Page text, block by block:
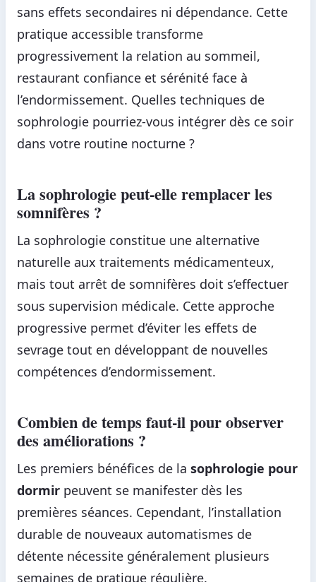
sans effets secondaires ni dépendance. Cette
pratique accessible transforme
progressivement la relation au sommeil,
restaurant confiance et sérénité face à
l’endormissement. Quelles techniques de
sophrologie pourriez-vous intégrer dès ce soir
dans votre routine nocturne ?
La sophrologie peut-elle remplacer les
somnifères ?
La sophrologie constitue une alternative
naturelle aux traitements médicamenteux,
mais tout arrêt de somnifères doit s’effectuer
sous supervision médicale. Cette approche
progressive permet d’éviter les effets de
sevrage tout en développant de nouvelles
compétences d’endormissement.
Combien de temps faut-il pour observer
des améliorations ?
Les premiers bénéfices de la sophrologie pour
dormirpeuvent se manifester dès les
premières séances. Cependant, l’installation
durable de nouveaux automatismes de
détente nécessite généralement plusieurs
semaines de pratique régulière.